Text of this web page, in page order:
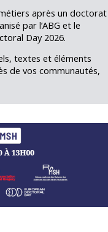
après un doctorat
par l’ABG et le
Day 2026.
textes et éléments
de vos communautés,